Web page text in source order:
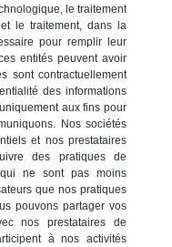
le traitement
le traitement, dans la
pour remplir leur
entités peuvent avoir
sont contractuellement
des informations
aux fins pour
Nos sociétés
et nos prestataires
des pratiques de
ne sont pas moins
que nos pratiques
pouvons partager vos
nos prestataires de
à nos activités